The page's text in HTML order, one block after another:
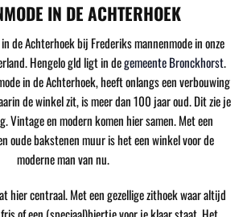
IN DE ACHTERHOEK
de Achterhoek bij Frederiks mannenmode in onze
Hengelo gld ligt in degemeente Bronckhorst.
in de Achterhoek, heeft onlangs een verbouwing
de winkel zit, is meer dan 100 jaar oud. Dit zie je
Vintage en modern komen hier samen. Met een
oude bakstenen muur is het een winkel voor de
moderne man van nu.
hier centraal. Met een gezellige zithoek waar altijd
of een (speciaal)biertje voor je klaar staat. Het